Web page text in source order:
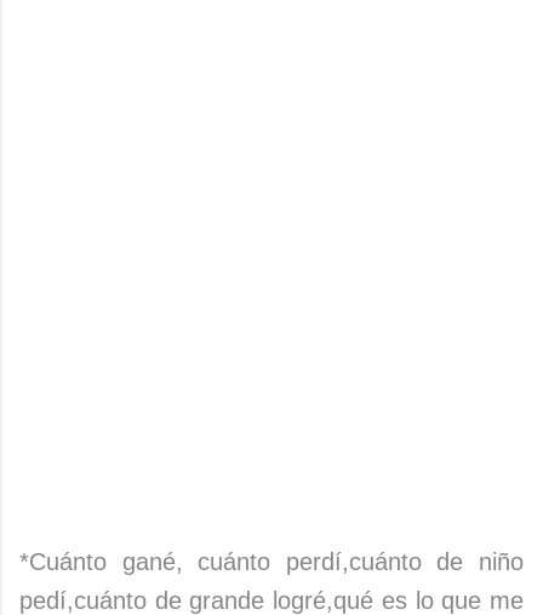
*Cuánto gané, cuánto perdí,cuánto de niño
pedí,cuánto de grande logré,qué es lo que me